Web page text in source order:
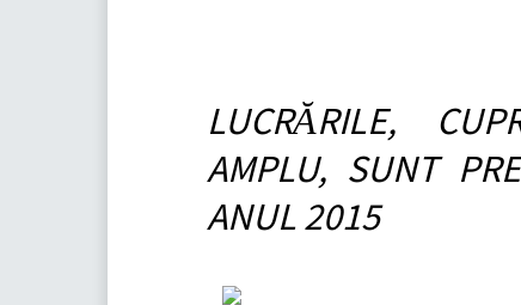
LUCRĂRILE,
AMPLU, SUNT
ANUL 2015